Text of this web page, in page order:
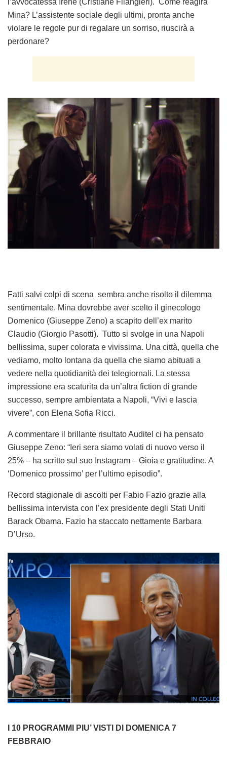
Mina? L’assistente sociale degli ultimi, pronta anche
violare le regole pur di regalare un sorriso, riuscirà a
perdonare?
Fatti salvi colpi di scena sembra anche risolto il dilemma
sentimentale. Mina dovrebbe aver scelto il ginecologo
Domenico (Giuseppe Zeno) a scapito dell’ex marito
Claudio (Giorgio Pasotti). Tutto si svolge in una Napoli
bellissima, super colorata e vivissima. Una città, quella che
vediamo, molto lontana da quella che siamo abituati a
vedere nella quotidianità dei telegiornali. La stessa
impressione era scaturita da un’altra fiction di grande
successo, sempre ambientata a Napoli, “Vivi e lascia
vivere”, con Elena Sofia Ricci.
A commentare il brillante risultato Auditel ci ha pensato
Giuseppe Zeno: “ Ieri sera siamo volati di nuovo verso il
25% – ha scritto sul suo Instagram – Gioia e gratitudine. A
‘Domenico prossimo’ per l’ultimo episodio”.
Record stagionale di ascolti per Fabio Fazio grazie alla
bellissima intervista con l’ex presidente degli Stati Uniti
Barack Obama. Fazio ha staccato nettamente Barbara
D’Urso.
I 10 PROGRAMMI PIU’ VISTI DI DOMENICA 7
FEBBRAIO